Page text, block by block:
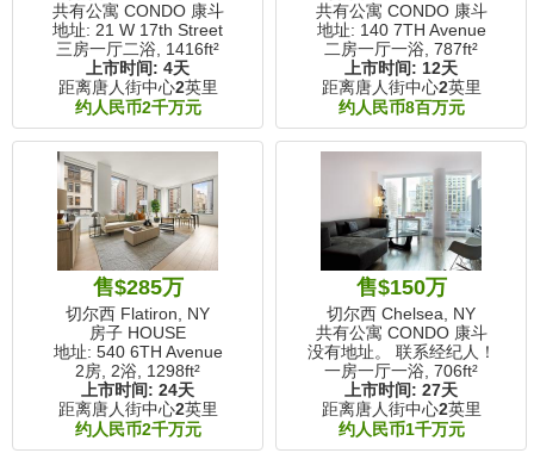
共有公寓 CONDO 康斗
地址: 21 W 17th Street
三房一厅二浴, 1416ft²
上市时间: 4天
距离唐人街中心2英里
约人民币2千万元
共有公寓 CONDO 康斗
地址: 140 7TH Avenue
二房一厅一浴, 787ft²
上市时间: 12天
距离唐人街中心2英里
约人民币8百万元
售$285万
切尔西 Flatiron, NY
房子 HOUSE
地址: 540 6TH Avenue
2房, 2浴, 1298ft²
上市时间: 24天
距离唐人街中心2英里
约人民币2千万元
售$150万
切尔西 Chelsea, NY
共有公寓 CONDO 康斗
没有地址。 联系经纪人！
一房一厅一浴, 706ft²
上市时间: 27天
距离唐人街中心2英里
约人民币1千万元